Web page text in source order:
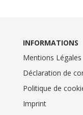
INFORMATIONS
Mentions Légales
Déclaration de
Politique de
Imprint